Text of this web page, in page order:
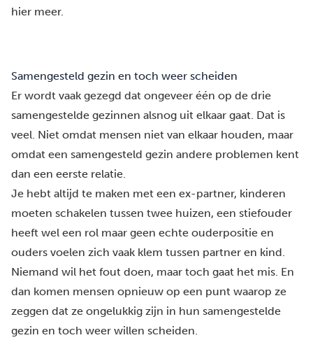
hier meer.
Samengesteld gezin en toch weer scheiden
Er wordt vaak gezegd dat ongeveer één op de drie
samengestelde gezinnen alsnog uit elkaar gaat. Dat is
veel. Niet omdat mensen niet van elkaar houden, maar
omdat een samengesteld gezin andere problemen kent
dan een eerste relatie.
Je hebt altijd te maken met een ex-partner, kinderen
moeten schakelen tussen twee huizen, een stiefouder
heeft wel een rol maar geen echte ouderpositie en
ouders voelen zich vaak klem tussen partner en kind.
Niemand wil het fout doen, maar toch gaat het mis. En
dan komen mensen opnieuw op een punt waarop ze
zeggen dat ze ongelukkig zijn in hun samengestelde
gezin en toch weer willen scheiden.